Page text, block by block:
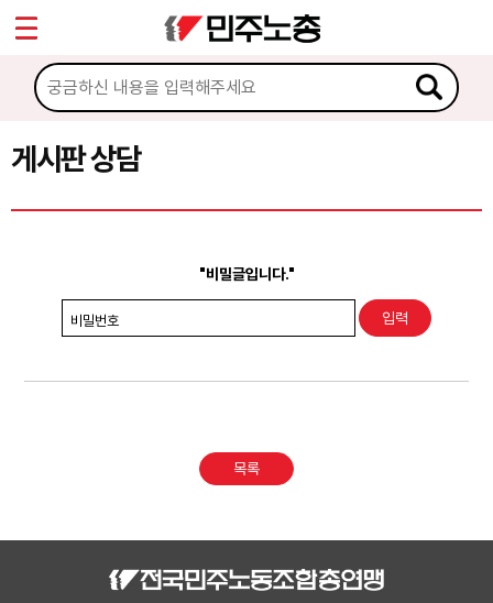
게시판 상담
"비밀글입니다."
비밀번호
목록
마이페이지
소개
소식
노동상담
권리찾기수첩 검색
찾아보기
Sketchbook5, 스케치북5
Sketchbook5, 스케치북5